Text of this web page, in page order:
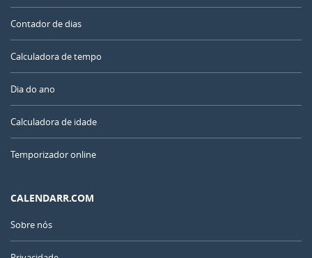
Contador de dias
Calculadora de tempo
Dia do ano
Calculadora de idade
Temporizador online
CALENDARR.COM
Sobre nós